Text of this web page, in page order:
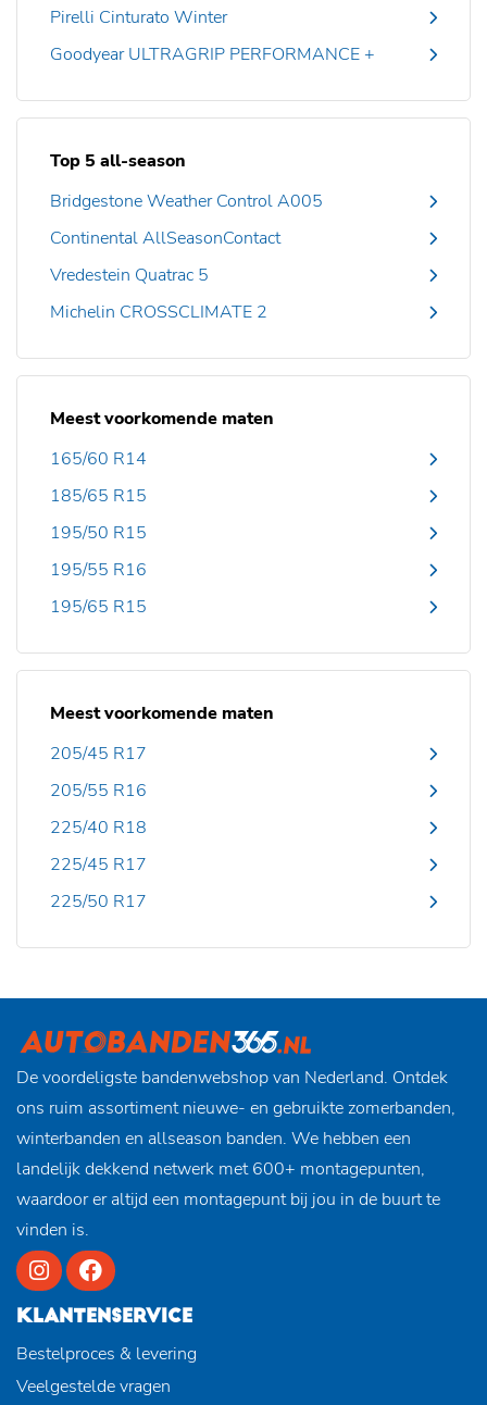
Pirelli Cinturato Winter
Goodyear ULTRAGRIP PERFORMANCE +
Top 5 all-season
Bridgestone Weather Control A005
Continental AllSeasonContact
Vredestein Quatrac 5
Michelin CROSSCLIMATE 2
Meest voorkomende maten
165/60 R14
185/65 R15
195/50 R15
195/55 R16
195/65 R15
Meest voorkomende maten
205/45 R17
205/55 R16
225/40 R18
225/45 R17
225/50 R17
De voordeligste bandenwebshop van Nederland. Ontdek
ons ruim assortiment nieuwe- en gebruikte zomerbanden,
winterbanden en allseason banden. We hebben een
landelijk dekkend netwerk met 600+ montagepunten,
waardoor er altijd een montagepunt bij jou in de buurt te
vinden is.
KLANTENSERVICE
Bestelproces & levering
Veelgestelde vragen